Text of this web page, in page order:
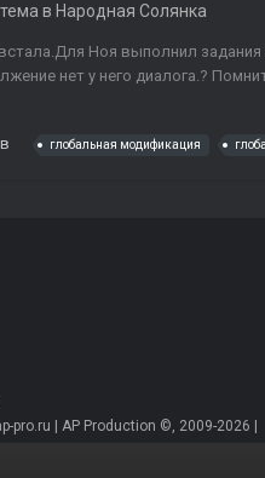
тема в Народная Солянка
Ноя выполнил
нет у него диалога.?
глобальная модификация
pro.ru | AP Production ©, 2009-2026 |